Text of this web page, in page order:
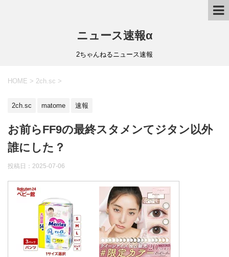
ニュース速報α
2ちゃんねるニュース速報
HOME > 2ch.sc >
2ch.sc matome 速報
お前らFF9の最終スタメンてジタン以外
誰にした？
投稿日： 2025-07-06